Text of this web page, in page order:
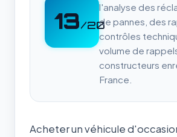
13/20
l'analyse des
de pannes, des
contrôles
volume de
constructeurs
France.
Acheter un véhicule